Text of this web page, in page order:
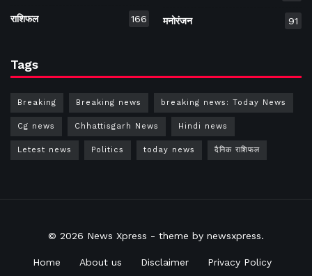
राशिफल 166 मनोरंजन 91
Tags
Breaking Breaking news breaking news: Today News
Cg news Chhattisgarh News Hindi news
Letest news Politics today news दैनिक राशिफल
© 2026 News Xpress - theme by newsxpress.
Home About us Disclaimer Privacy Policy